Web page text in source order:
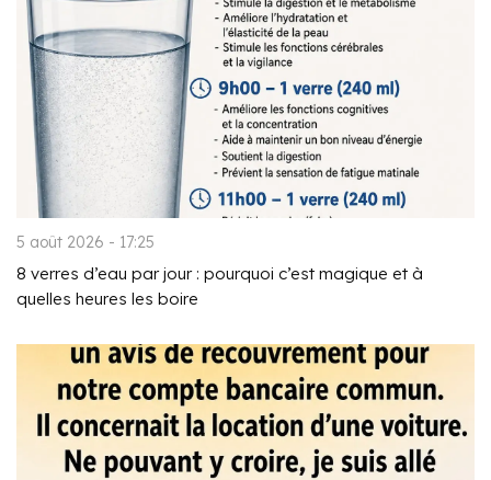
5 août 2026 - 17:25
8 verres d’eau par jour : pourquoi c’est magique et à
quelles heures les boire